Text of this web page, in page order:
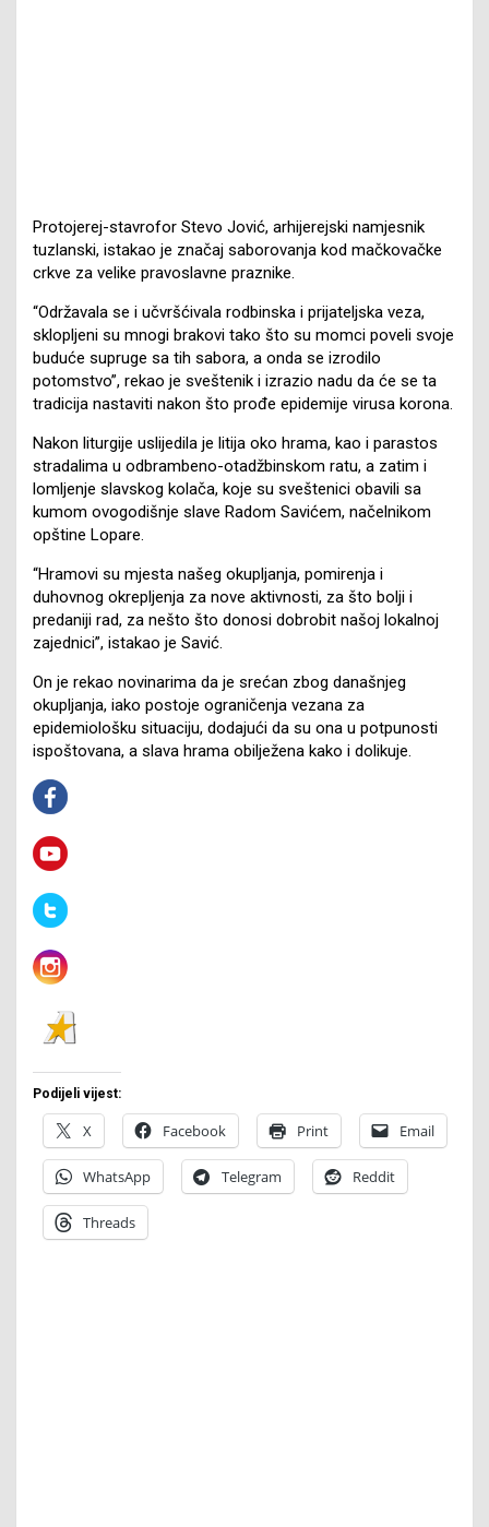
Protojerej-stavrofor Stevo Jović, arhijerejski namjesnik
tuzlanski, istakao je značaj saborovanja kod mačkovačke
crkve za velike pravoslavne praznike.
“Održavala se i učvršćivala rodbinska i prijateljska veza,
sklopljeni su mnogi brakovi tako što su momci poveli svoje
buduće supruge sa tih sabora, a onda se izrodilo
potomstvo”, rekao je sveštenik i izrazio nadu da će se ta
tradicija nastaviti nakon što prođe epidemije virusa korona.
Nakon liturgije uslijedila je litija oko hrama, kao i parastos
stradalima u odbrambeno-otadžbinskom ratu, a zatim i
lomljenje slavskog kolača, koje su sveštenici obavili sa
kumom ovogodišnje slave Radom Savićem, načelnikom
opštine Lopare.
“Hramovi su mjesta našeg okupljanja, pomirenja i
duhovnog okrepljenja za nove aktivnosti, za što bolji i
predaniji rad, za nešto što donosi dobrobit našoj lokalnoj
zajednici”, istakao je Savić.
On je rekao novinarima da je srećan zbog današnjeg
okupljanja, iako postoje ograničenja vezana za
epidemiološku situaciju, dodajući da su ona u potpunosti
ispoštovana, a slava hrama obilježena kako i dolikuje.
Podijeli vijest:
X Facebook Print Email
WhatsApp Telegram Reddit
Threads